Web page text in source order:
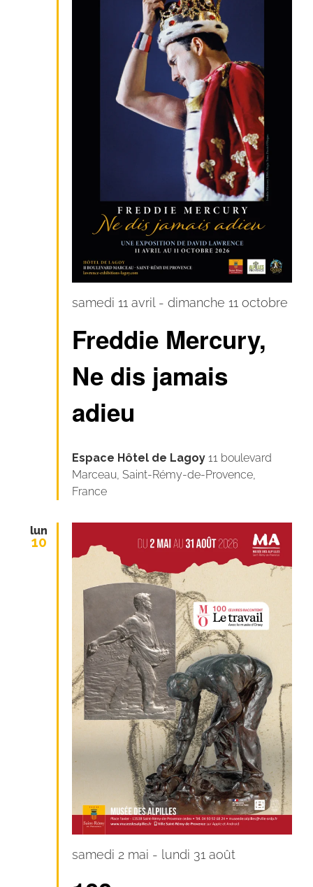
Freddie Mercury,
Ne dis jamais
adieu
samedi 11 avril -dimanche 11 octobre
Espace Hôtel de Lagoy11 boulevard
Marceau, Saint-Rémy-de-Provence,
France
lun
10
samedi 2 mai - lundi 31 août